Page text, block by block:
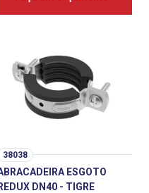
38038
ESGOTO
REDUX DN40 - TIGRE